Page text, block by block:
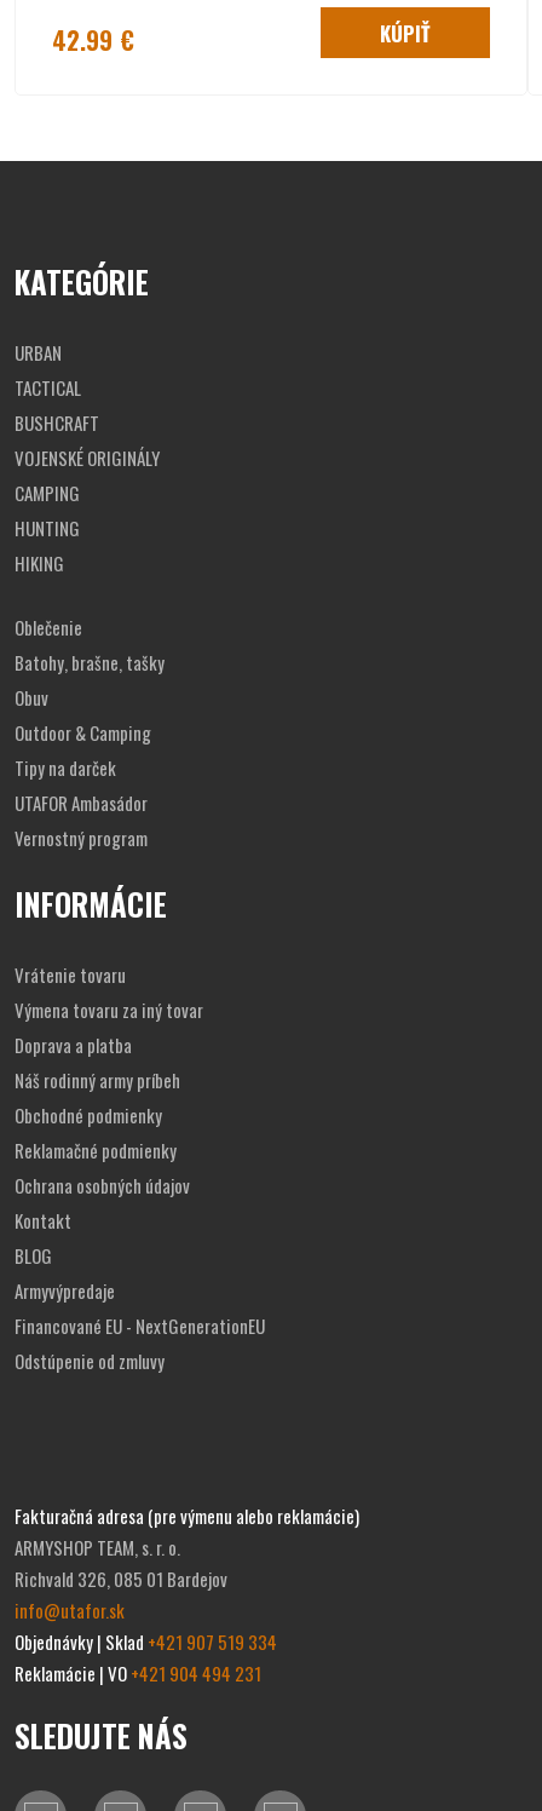
42.99 € KÚPIŤ
KATEGÓRIE
URBAN
TACTICAL
BUSHCRAFT
VOJENSKÉ ORIGINÁLY
CAMPING
HUNTING
HIKING
Oblečenie
Batohy, brašne, tašky
Obuv
Outdoor & Camping
Tipy na darček
UTAFOR Ambasádor
Vernostný program
INFORMÁCIE
Vrátenie tovaru
Výmena tovaru za iný tovar
Doprava a platba
Náš rodinný army príbeh
Obchodné podmienky
Reklamačné podmienky
Ochrana osobných údajov
Kontakt
BLOG
Armyvýpredaje
Financované EU - NextGenerationEU
Odstúpenie od zmluvy
Fakturačná adresa (pre výmenu alebo reklamácie)
ARMYSHOP TEAM, s. r. o.
Richvald 326, 085 01 Bardejov
info@utafor.sk
Objednávky | Sklad +421 907 519 334
Reklamácie | VO+421 904 494 231
SLEDUJTE NÁS